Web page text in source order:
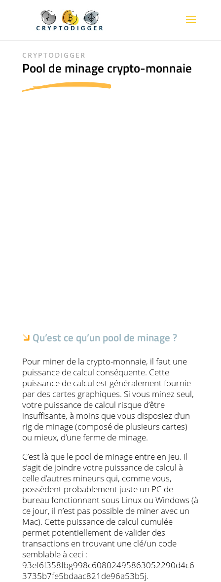
CRYPTODIGGER
Pool de minage crypto-monnaie
Qu’est ce qu’un pool de minage ?
Pour miner de la crypto-monnaie, il faut une
puissance de calcul conséquente. Cette
puissance de calcul est généralement fournie
par des cartes graphiques. Si vous minez seul,
votre puissance de calcul risque d’être
insuffisante, à moins que vous disposiez d’un
rig de minage (composé de plusieurs cartes)
ou mieux, d’une ferme de minage.
C’est là que le pool de minage entre en jeu. Il
s’agit de joindre votre puissance de calcul à
celle d’autres mineurs qui, comme vous,
possèdent probablement juste un PC de
bureau fonctionnant sous Linux ou Windows (à
ce jour, il n’est pas possible de miner avec un
Mac). Cette puissance de calcul cumulée
permet potentiellement de valider des
transactions en trouvant une clé/un code
semblable à ceci :
93ef6f358fbg998c60802495863052290d4c6
3735b7fe5bdaac821de96a53b5j.